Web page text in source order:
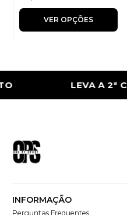
VER OPÇÕES
LEVA A 2ª
INFORMAÇÃO
Perguntas Frequentes